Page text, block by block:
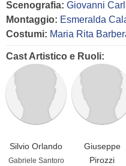
Scenografia: Giovanni
Montaggio: Esmeralda
Costumi: Maria Rita
Cast Artistico e Ruoli:
Silvio Orlando
Gabriele Santoro
Giuseppe
Pirozzi